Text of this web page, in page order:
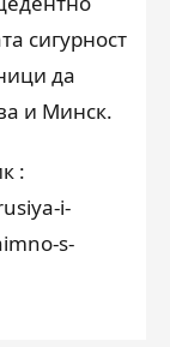
сигурност
да
и Минск.
:
i-
s-